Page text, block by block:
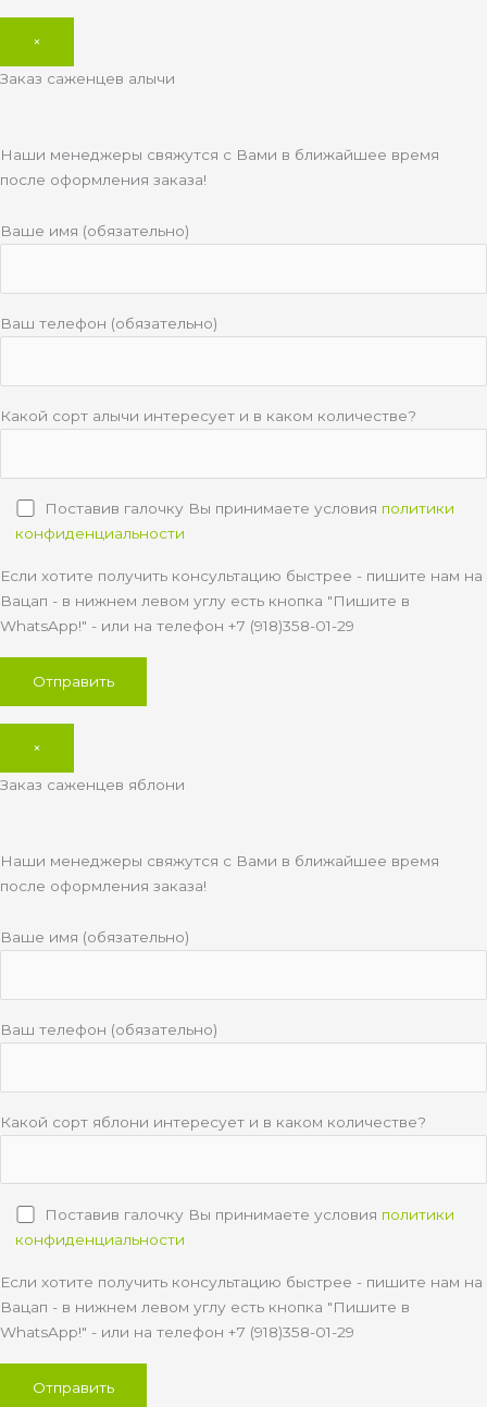
×
Заказ саженцев алычи
Наши менеджеры свяжутся с Вами в ближайшее время
после оформления заказа!
Ваше имя (обязательно)
Ваш телефон (обязательно)
Какой сорт алычи интересует и в каком количестве?
Поставив галочку Вы принимаете условия политики
конфиденциальности
Если хотите получить консультацию быстрее - пишите нам на
Вацап - в нижнем левом углу есть кнопка "Пишите в
WhatsApp!" - или на телефон +7 (918)358-01-29
×
Заказ саженцев яблони
Наши менеджеры свяжутся с Вами в ближайшее время
после оформления заказа!
Ваше имя (обязательно)
Ваш телефон (обязательно)
Какой сорт яблони интересует и в каком количестве?
Поставив галочку Вы принимаете условия политики
конфиденциальности
Если хотите получить консультацию быстрее - пишите нам на
Вацап - в нижнем левом углу есть кнопка "Пишите в
WhatsApp!" - или на телефон +7 (918)358-01-29